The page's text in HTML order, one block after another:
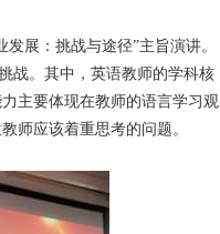
展：挑战与途径”主旨演讲。
战。其中，英语教师的学科核
主要体现在教师的语言学习观
师应该着重思考的问题。